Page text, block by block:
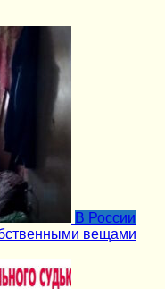
В России
вещами